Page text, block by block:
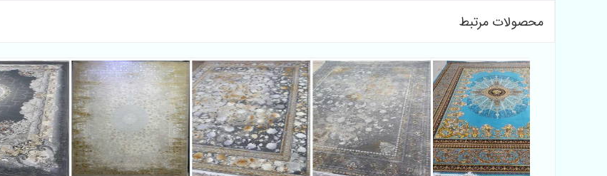
محصولات مرتبط